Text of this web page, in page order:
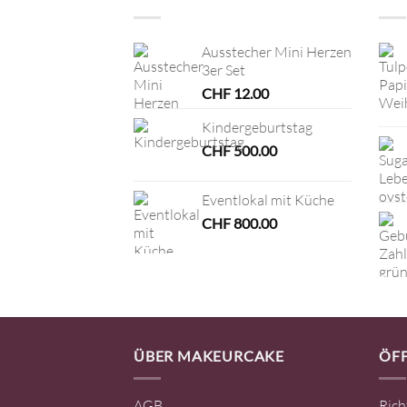
Ausstecher Mini Herzen
3er Set
CHF12.00
Kindergeburtstag
CHF500.00
Eventlokal mit Küche
CHF800.00
ÜBER MAKEURCAKE